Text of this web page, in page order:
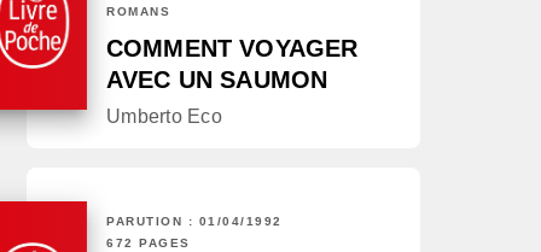
ROMANS
COMMENT VOYAGER
AVEC UN SAUMON
Umberto Eco
PARUTION : 01/04/1992
672 PAGES